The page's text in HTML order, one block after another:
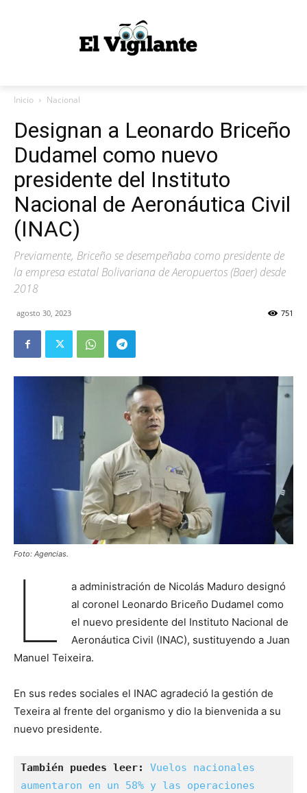
Inicio Nacional
Designan a Leonardo Briceño
Dudamel como nuevo
presidente del Instituto
Nacional de Aeronáutica Civil
(INAC)
Previamente, Briceño se desempeñaba como presidente de
la empresa estatal Bolivariana de Aeropuertos (Baer) desde
2018
agosto 30, 2023 751
Foto: Agencias.
L
a administración de Nicolás Maduro designó
al coronel Leonardo Briceño Dudamel como
el nuevo presidente del Instituto Nacional de
Aeronáutica Civil (INAC), sustituyendo a Juan
Manuel Teixeira.
En sus redes sociales el INAC agradeció la gestión de
Texeira al frente del organismo y dio la bienvenida a su
nuevo presidente.
También puedes leer:
Vuelos nacionales
aumentaron en un 58% y las operaciones